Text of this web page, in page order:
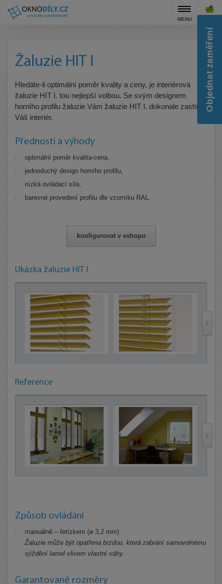
MENU
Žaluzie HIT I
Hledáte-li optimální poměr kvality a ceny, je interiérová
žaluzie HIT I. tou nejlepší volbou. Se svým designem
horního profilu žaluzie Vám žaluzie HIT I. dokonale zastíní
Váš interiér.
Přednosti a výhody
optimální poměr kvalita-cena,
jednoduchý design horního profilu,
nízká ovládací síla,
barevné provedení profilu dle vzorníku RAL.
konfigurovat v eshopu
Ukázka žaluzie HIT I
Reference
Způsob ovládání
manuálně – řetízkem (ø 3,2 mm)
Žaluzie může být opatřena brzdou, která zabrání samovolnému
sjíždění lamel vlivem vlastní váhy.
Garantované rozměry
Objednat zaměření